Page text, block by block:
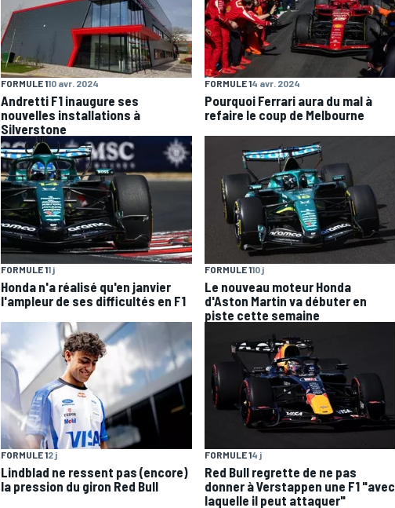
FORMULE 110 avr. 2024
Andretti F1 inaugure ses
nouvelles installations à
Silverstone
FORMULE 14 avr. 2024
Pourquoi Ferrari aura du mal à
refaire le coup de Melbourne
FORMULE 11 j
Honda n'a réalisé qu'en janvier
l'ampleur de ses difficultés en F1
FORMULE 110 j
Le nouveau moteur Honda
d'Aston Martin va débuter en
piste cette semaine
FORMULE 12 j
Lindblad ne ressent pas (encore)
la pression du giron Red Bull
FORMULE 14 j
Red Bull regrette de ne pas
donner à Verstappen une F1 "avec
laquelle il peut attaquer"